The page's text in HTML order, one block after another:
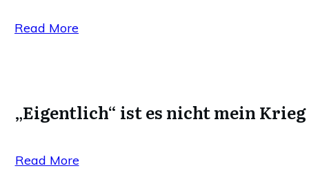
Read More
„Eigentlich“ ist es nicht mein Krieg
Read More